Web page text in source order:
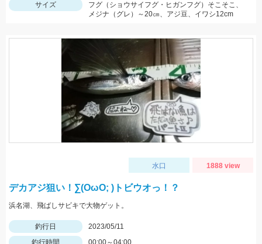
サイズ
フグ（ショウサイフグ・ヒガンフグ）そこそこ、
メジナ（グレ）～20㎝、アジ豆、イワシ12cm
水口 1888 view
デカアジ狙い！∑(OωO; )トビウオっ！？
浜名湖、飛ばしサビキで大物ゲット。
釣行日
2023/05/11
釣行時間
00:00～04:00